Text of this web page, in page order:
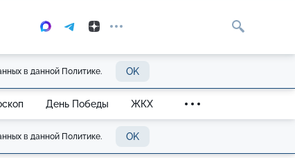
в данной Политике. OK
День Победы ЖКХ
в данной Политике. OK